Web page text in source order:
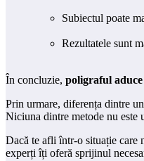
Subiectul poate
Rezultatele sunt
În concluzie, poligraful
Prin urmare, diferența dintre
Niciuna dintre metode nu este
Dacă te afli într-o situație care
experți îți oferă sprijinul